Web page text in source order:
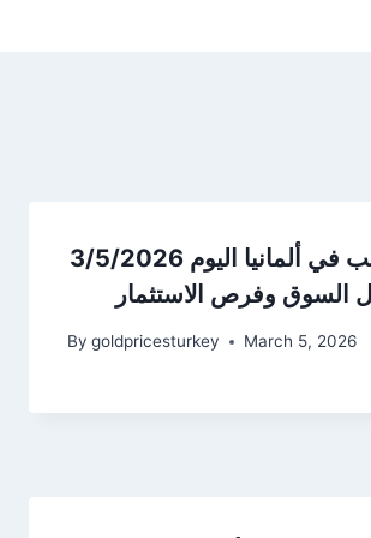
أسعار الذهب في ألمانيا اليوم 3/5/2026
السوق وفرص الاستثمار
By goldpricesturkey March 5, 2026